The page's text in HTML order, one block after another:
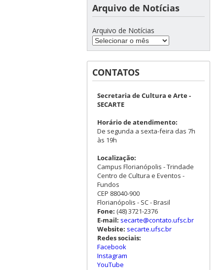
Arquivo de Notícias
Arquivo de Notícias
CONTATOS
Secretaria de Cultura e Arte -
SECARTE
Horário de atendimento:
De segunda a sexta-feira das 7h
às 19h
Localização:
Campus Florianópolis - Trindade
Centro de Cultura e Eventos -
Fundos
CEP 88040-900
Florianópolis - SC - Brasil
Fone: (48) 3721-2376
E-mail: secarte@contato.ufsc.br
Website: secarte.ufsc.br
Redes sociais:
Facebook
Instagram
YouTube